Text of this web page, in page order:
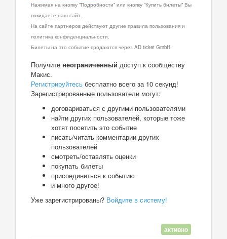
Нажимая на кнопку "Подробности" или кнопку "Купить билеты" Вы
покидаете наш сайт.
На сайте партнеров действуют другие правила пользования и
политика конфиденциальности.
Билеты на это событие продаются через AD ticket GmbH.
Получите неограниченный доступ к сообществу
Макис.
Регистрируйтесь бесплатно всего за 10 секунд!
Зарегистрированные пользователи могут:
договариваться с другими пользователями
найти других пользователей, которые тоже
хотят посетить это событие
писать/читать комментарии других
пользователей
смотреть/оставлять оценки
покупать билеты
присоединиться к событию
и много другое!
Уже зарегистрированы? Войдите в систему!
активно